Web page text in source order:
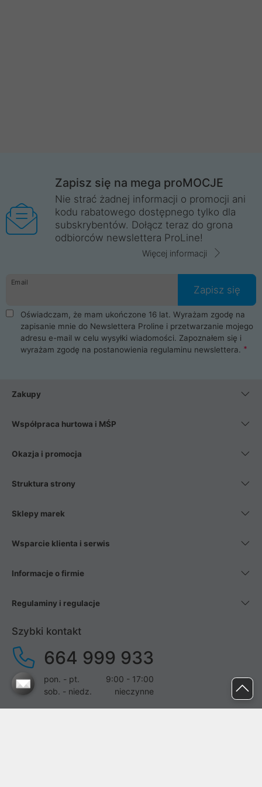
Zapisz się na mega proMOCJE
Nie strać żadnej informacji o promocji ani
kodu rabatowego dostępnego tylko dla
subskrybentów. Dołącz teraz do grona
odbiorców newslettera ProLine!
Więcej informacji
Email
Zapisz się
Oświadczam, że mam ukończone 16 lat. Wyrażam zgodę na
zapisanie mnie do Newslettera Proline i przetwarzanie mojego
adresu e-mail w celu wysyłki wiadomości. Zapoznałem się i
wyrażam zgodę na postanowienia regulaminu newslettera.
Zakupy
Współpraca hurtowa i MŚP
Okazja i promocja
Struktura strony
Sklepy marek
Wsparcie klienta i serwis
Informacje o firmie
Regulaminy i regulacje
Szybki kontakt
664 999 933
pon. - pt.
9:00 - 17:00
sob. - niedz.
nieczynne